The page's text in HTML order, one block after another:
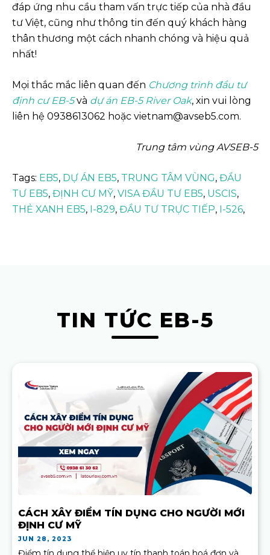
đáp ứng nhu cầu tham vấn trực tiếp của nhà đầu
tư Việt, cũng như thông tin đến quý khách hàng
thân thương một cách nhanh chóng và hiệu quả
nhất!
Mọi thắc mắc liên quan đến Chương trình đầu tư
định cư EB-5và dự án EB-5 River Oak, xin vui lòng
liên hệ 0938613062 hoặc vietnam@avseb5.com.
Trung tâm vùng AVSEB-5
Tags: EB5, DỰ ÁN EB5, TRUNG TÂM VÙNG, ĐẦU
TƯ EB5, ĐỊNH CƯ MỸ, VISA ĐẦU TƯ EB5, USCIS,
THẺ XANH EB5, I-829, ĐẦU TƯ TRỰC TIẾP, I-526,
TIN TỨC EB-5
CÁCH XÂY ĐIỂM TÍN DỤNG CHO NGƯỜI MỚI
ĐỊNH CƯ MỸ
JUN 28, 2023